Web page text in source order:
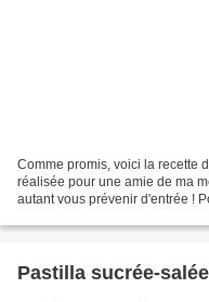
Comme promis, voici la recette
réalisée pour une amie de ma
autant vous prévenir d'entrée !
Pastilla sucrée-